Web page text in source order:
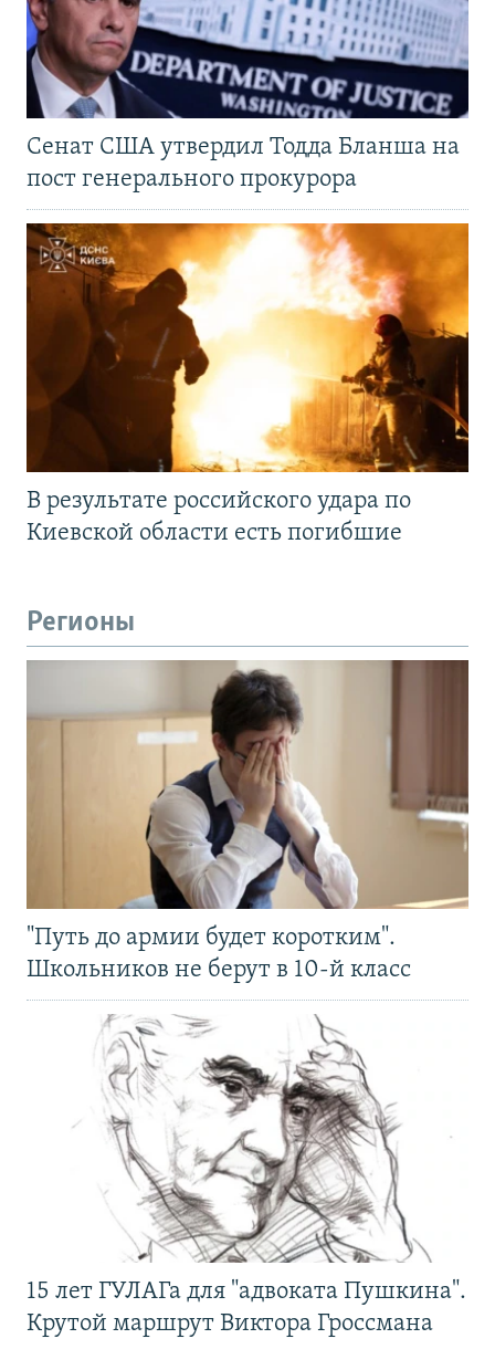
Сенат США утвердил Тодда Бланша на
пост генерального прокурора
В результате российского удара по
Киевской области есть погибшие
Регионы
"Путь до армии будет коротким".
Школьников не берут в 10-й класс
15 лет ГУЛАГа для "адвоката Пушкина".
Крутой маршрут Виктора Гроссмана